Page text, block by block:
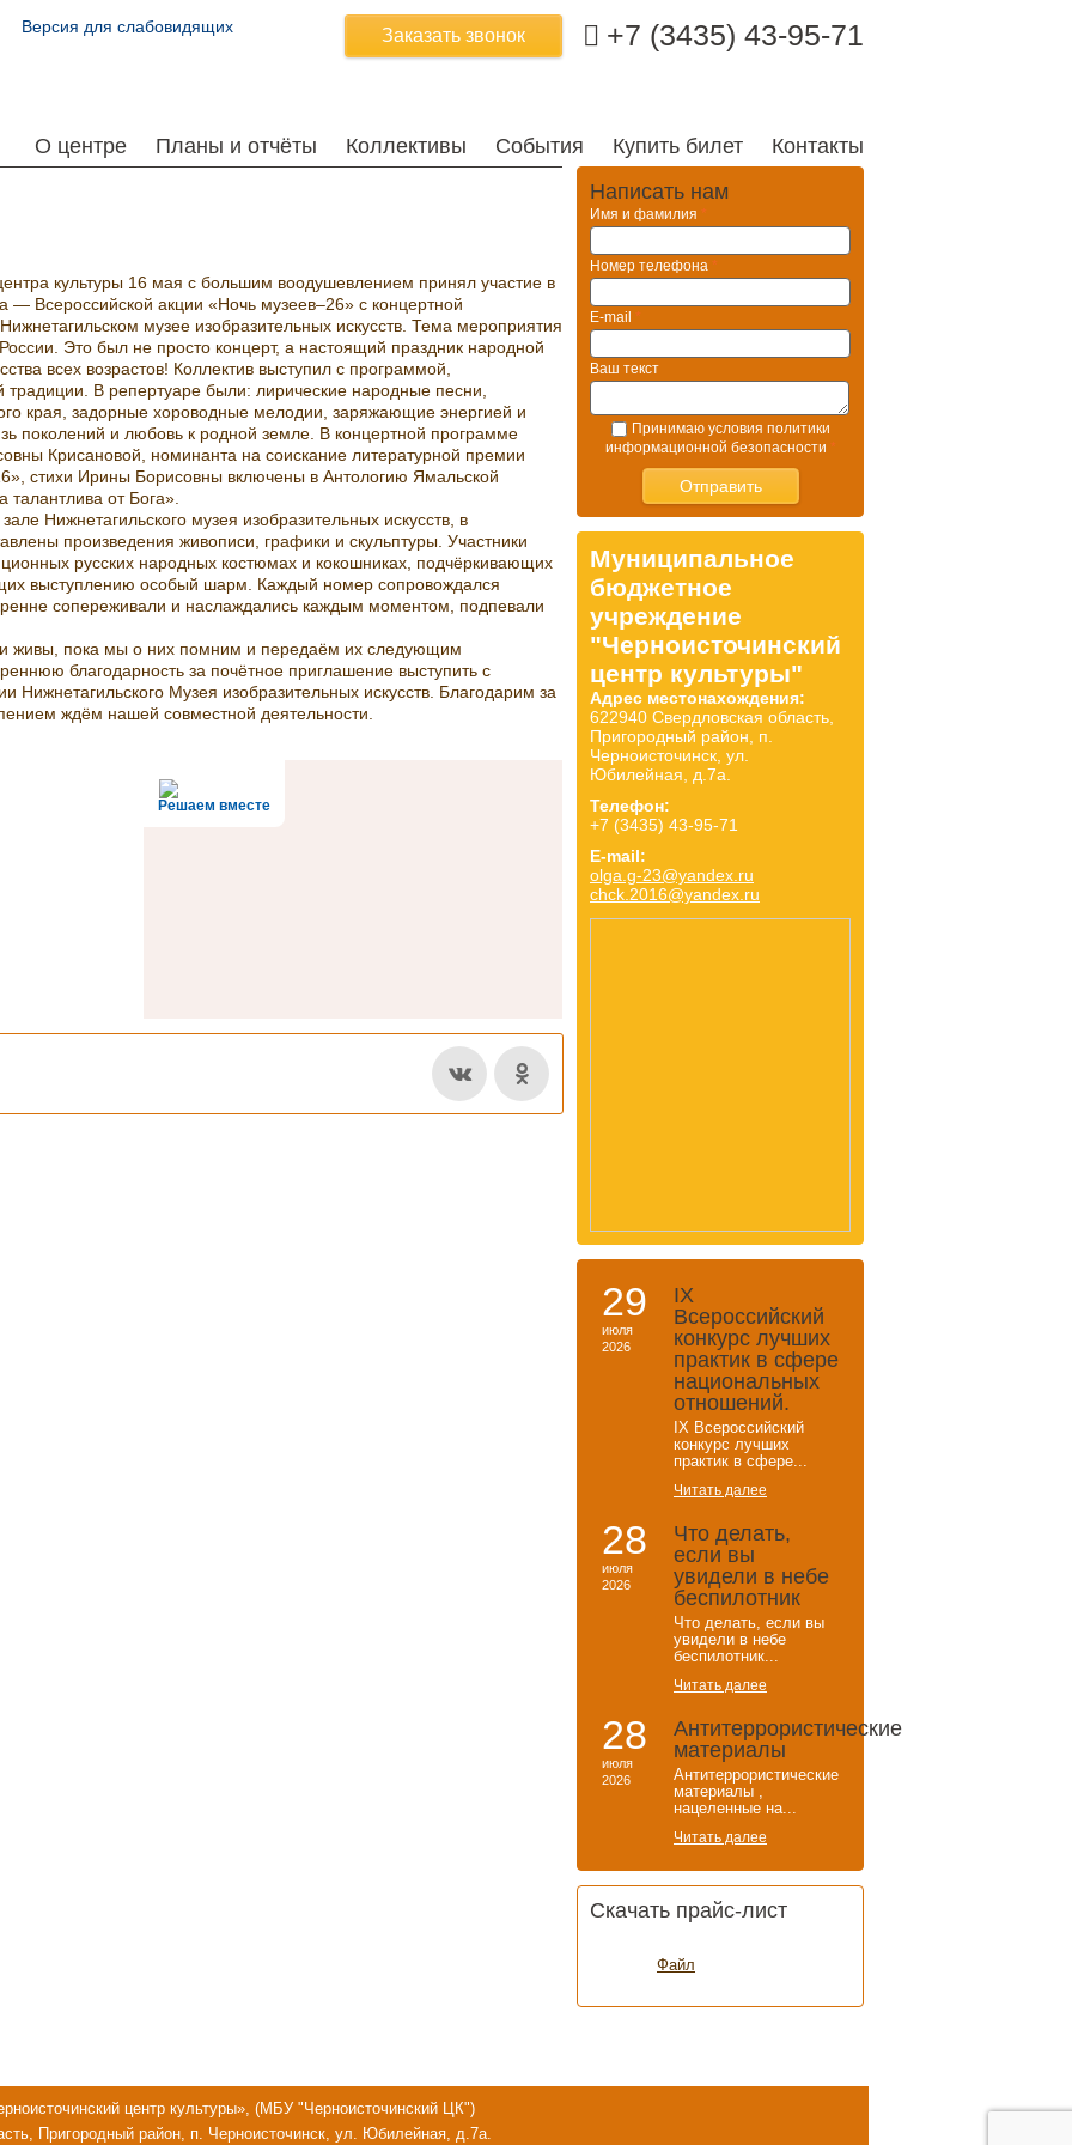
+7 (3435) 43-95-71
Версия для слабовидящих Заказать звонок
О центре Планы и отчёты Коллективы События Купить билет
Контакты
Написать нам
Имя и фамилия
Номер телефона
E-mail
Ваш текст
Принимаю условия политики
информационной безопасности
Муниципальное
бюджетное
учреждение
"Черноисточинский
центр культуры"
Адрес местонахождения:
622940 Свердловская область,
Пригородный район, п.
Черноисточинск, ул.
Юбилейная, д.7а.
Телефон:
+7 (3435) 43-95-71
E-mail:
olga.g-23@yandex.ru
chck.2016@yandex.ru
29
июля
2026
IХ
Всероссийский
конкурс лучших
практик в сфере
национальных
отношений.
IХ Всероссийский
конкурс лучших
практик в сфере...
Читать далее
28
июля
2026
Что делать,
если вы
увидели в небе
беспилотник
Что делать, если вы
увидели в небе
беспилотник...
Читать далее
28
июля
2026
Антитеррористические
материалы
Антитеррористические
материалы ,
нацеленные на...
Читать далее
Скачать прайс-лист
Файл
культуры 16 мая с большим воодушевлением принял участие в
— Всероссийской акции «Ночь музеев–26» с концертной
музее изобразительных искусств. Тема мероприятия
Это был не просто концерт, а настоящий праздник народной
всех возрастов! Коллектив выступил с программой,
традиции. В репертуаре были: лирические народные песни,
края, задорные хороводные мелодии, заряжающие энергией и
поколений и любовь к родной земле. В концертной программе
Крисановой, номинанта на соискание литературной премии
стихи Ирины Борисовны включены в Антологию Ямальской
от Бога».
Нижнетагильского музея изобразительных искусств, в
произведения живописи, графики и скульптуры. Участники
русских народных костюмах и кокошниках, подчёркивающих
выступлению особый шарм. Каждый номер сопровождался
сопереживали и наслаждались каждым моментом, подпевали
живы, пока мы о них помним и передаём их следующим
благодарность за почётное приглашение выступить с
Нижнетагильского Музея изобразительных искусств. Благодарим за
ждём нашей совместной деятельности.
Решаем вместе
центр культуры», (МБУ "Черноисточинский ЦК")
Пригородный район, п. Черноисточинск, ул. Юбилейная, д.7а.